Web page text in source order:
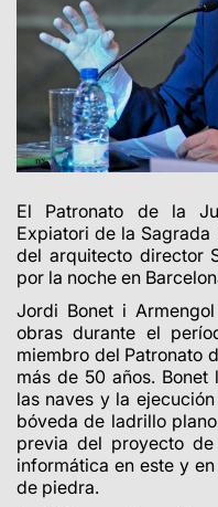
El Patronato de la
Expiatori de la
del arquitecto director
por la noche en
Jordi Bonet i
obras durante el
miembro del Patronato
más de 50 años.
las naves y la
bóveda de ladrillo
previa del proyecto
informática en este y
de piedra.